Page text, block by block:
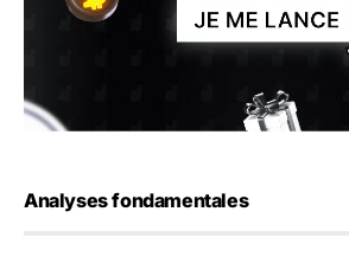
Analyses fondamentales